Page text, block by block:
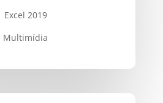
Excel 2019
Multimídia